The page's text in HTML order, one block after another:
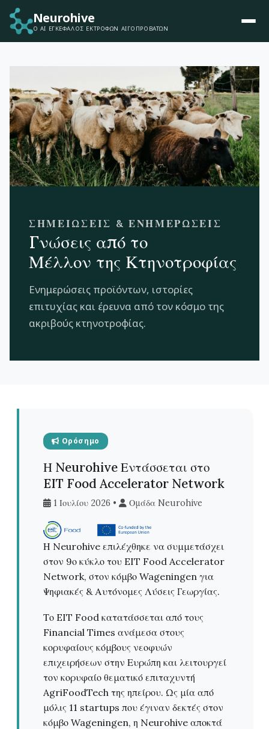
Neurohive
Ο AI ΕΓΚΈΦΑΛΟΣ ΕΚΤΡΟΦΏΝ ΑΙΓΟΠΡΟΒΆΤΩΝ
ΣΗΜΕΙΏΣΕΙΣ & ΕΝΗΜΕΡΏΣΕΙΣ
Γνώσεις από το
Μέλλον της Κτηνοτροφίας
Ενημερώσεις προϊόντων, ιστορίες
επιτυχίας και έρευνα από τον κόσμο της
ακριβούς κτηνοτροφίας.
Ορόσημο
Η Neurohive Εντάσσεται στο
EIT Food Accelerator Network
1 Ιουλίου 2026 • Ομάδα Neurohive
Η Neurohive επιλέχθηκε να συμμετάσχει
στον 9ο κύκλο του EIT Food Accelerator
Network, στον κόμβο Wageningen για
Ψηφιακές & Αυτόνομες Λύσεις Γεωργίας.
Το EIT Food κατατάσσεται από τους
Financial Times ανάμεσα στους
κορυφαίους κόμβους νεοφυών
επιχειρήσεων στην Ευρώπη και λειτουργεί
τον κορυφαίο θεματικό επιταχυντή
AgriFoodTech της ηπείρου. Ως μία από
μόλις 11 startups που έγιναν δεκτές στον
κόμβο Wageningen, η Neurohive αποκτά